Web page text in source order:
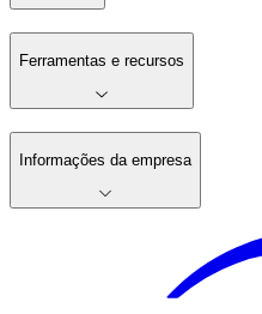
Ferramentas e recursos
Informações da empresa